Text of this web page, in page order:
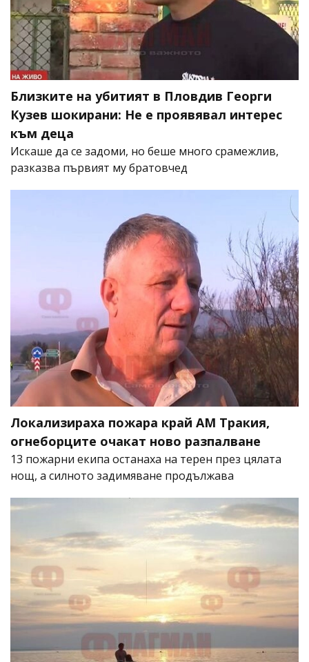
Близките на убитият в Пловдив Георги
Кузев шокирани: Не е проявявал интерес
към деца
Искаше да се задоми, но беше много срамежлив,
разказва първият му братовчед
Локализираха пожара край АМ Тракия,
огнеборците очакат ново разпалване
13 пожарни екипа останаха на терен през цялата
нощ, а силното задимяване продължава